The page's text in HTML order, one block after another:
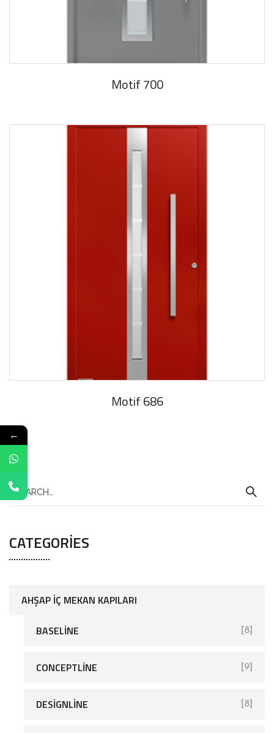
Motif 700
Motif 686
CATEGORIES
AHŞAP İÇ MEKAN KAPILARI
[27]
BASELINE [8]
CONCEPTLINE [9]
DESIGNLINE [8]
←